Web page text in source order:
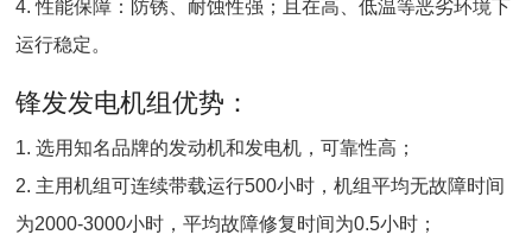
4. 性能保障：防锈、耐蚀性强；且在高、低温等恶劣环境下
运行稳定。
锋发发电机组优势：
1. 选用知名品牌的发动机和发电机，可靠性高；
2. 主用机组可连续带载运行500小时，机组平均无故障时间
为2000-3000小时，平均故障修复时间为0.5小时；